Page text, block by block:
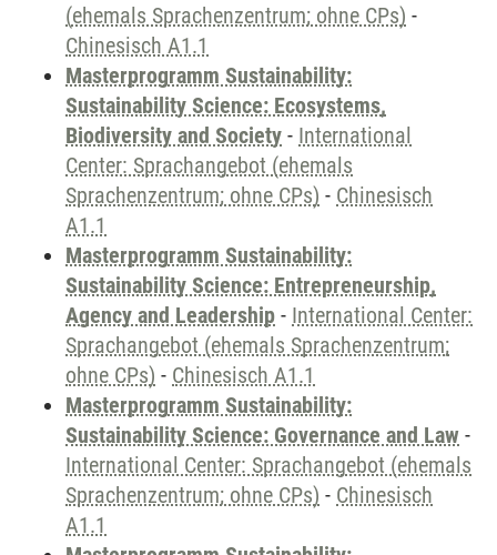
(ehemals Sprachenzentrum; ohne CPs) -
Chinesisch A1.1
Masterprogramm Sustainability:
Sustainability Science: Ecosystems,
Biodiversity and Society - International
Center: Sprachangebot (ehemals
Sprachenzentrum; ohne CPs) - Chinesisch
A1.1
Masterprogramm Sustainability:
Sustainability Science: Entrepreneurship,
Agency and Leadership - International Center:
Sprachangebot (ehemals Sprachenzentrum;
ohne CPs) - Chinesisch A1.1
Masterprogramm Sustainability:
Sustainability Science: Governance and Law -
International Center: Sprachangebot (ehemals
Sprachenzentrum; ohne CPs) - Chinesisch
A1.1